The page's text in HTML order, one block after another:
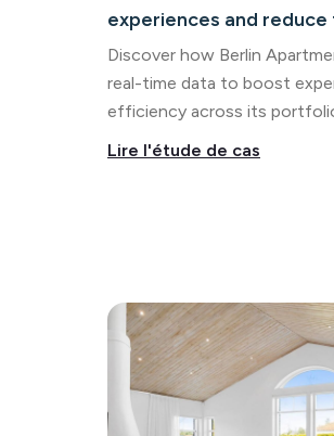
experiences and
Discover how Berlin
real-time data to boost
efficiency across its
Lire l'étude de cas